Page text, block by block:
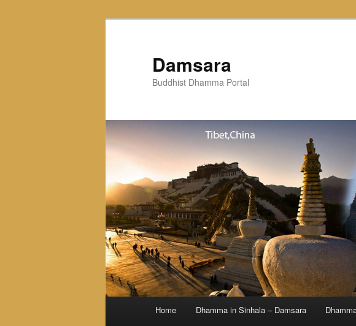
Damsara
Buddhist Dhamma Portal
Home Dhamma in Sinhala – Damsara